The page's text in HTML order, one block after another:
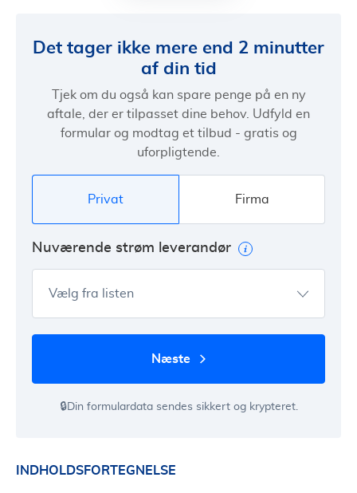
Det tager ikke mere end 2 minutter
af din tid
Tjek om du også kan spare penge på en ny
aftale, der er tilpasset dine behov. Udfyld en
formular og modtag et tilbud - gratis og
uforpligtende.
Privat Firma
Nuværende strøm leverandør
Vælg fra listen
næste
🔒Din formulardata sendes sikkert og krypteret.
INDHOLDSFORTEGNELSE